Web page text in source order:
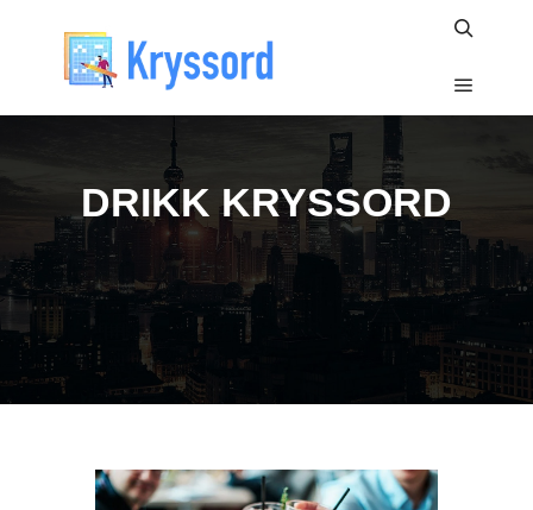
Main
DRIKK KRYSSORD